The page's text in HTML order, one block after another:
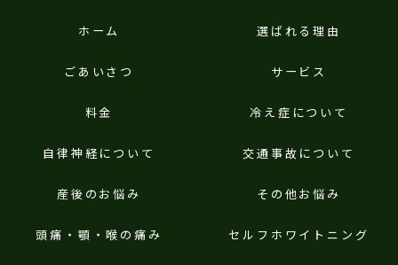
ホーム 選ばれる理由
ごあいさつ サービス
料金 冷え症について
自律神経について 交通事故について
産後のお悩み その他お悩み
頭痛・顎・喉の痛み セルフホワイトニング